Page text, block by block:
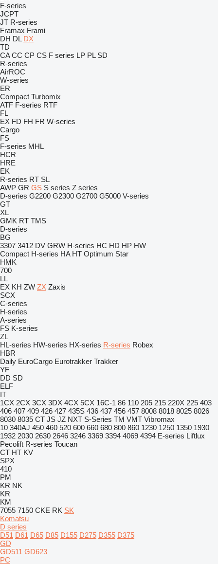
F-series
JCPT
JT R-series
Framax Frami
DH DL DX
TD
CA CC CP CS F series LP PL SD
R-series
AirROC
W-series
ER
Compact Turbomix
ATF F-series RTF
FL
EX FD FH FR W-series
Cargo
FS
F-series MHL
HCR
HRE
EK
R-series RT SL
AWP GR GS S series Z series
D-series G2200 G2300 G2700 G5000 V-series
GT
XL
GMK RT TMS
D-series
BG
3307 3412 DV GRW H-series HC HD HP HW
Compact H-series HA HT Optimum Star
HMK
700
LL
EX KH ZW ZX Zaxis
SCX
C-series
H-series
A-series
FS K-series
ZL
HL-series HW-series HX-series R-series Robex
HBR
Daily EuroCargo Eurotrakker Trakker
YF
DD SD
ELF
IT
1CX 2CX 3CX 3DX 4CX 5CX 16C-1 86 110 205 215 220X 225 403
406 407 409 426 427 435S 436 437 456 457 8008 8018 8025 8026
8030 8035 CT JS JZ NXT S-Series TM VMT Vibromax
10 340AJ 450 460 520 600 660 680 800 860 1230 1250 1350 1930
1932 2030 2630 2646 3246 3369 3394 4069 4394 E-series Liftlux
Pecolift R-series Toucan
CT HT KV
SPX
410
PM
KR NK
KR
KM
7055 7150 CKE RK SK
Komatsu
D series
D51 D61 D65 D85 D155 D275 D355 D375
GD
GD511 GD623
PC